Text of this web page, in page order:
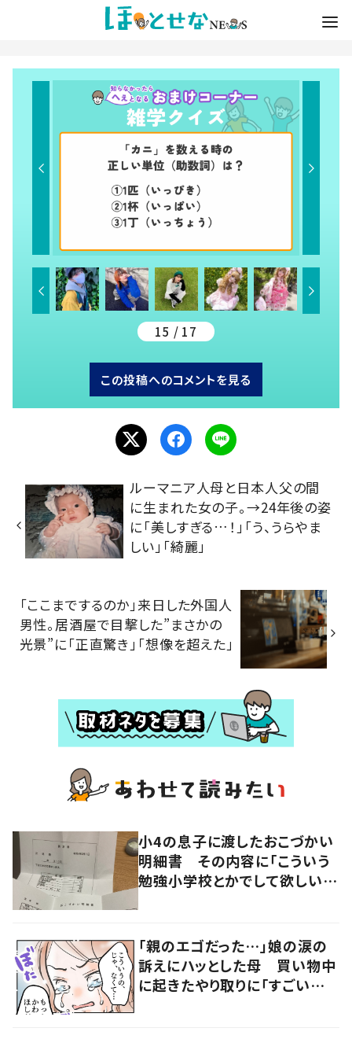
15 / 17
この投稿へのコメントを見る
ルーマニア人母と日本人父の間
に生まれた女の子。→24年後の姿
に「美しすぎる…！」「う、うらやま
しい」「綺麗」
「ここまでするのか」来日した外国人
男性。居酒屋で目撃した”まさかの
光景”に「正直驚き」「想像を超えた」
小4の息子に渡したおこづかい
明細書 その内容に「こういう
勉強小学校とかでして欲しい」
「親のエゴだった…」娘の涙の
訴えにハッとした母 買い物中
に起きたやり取りに「すごい分